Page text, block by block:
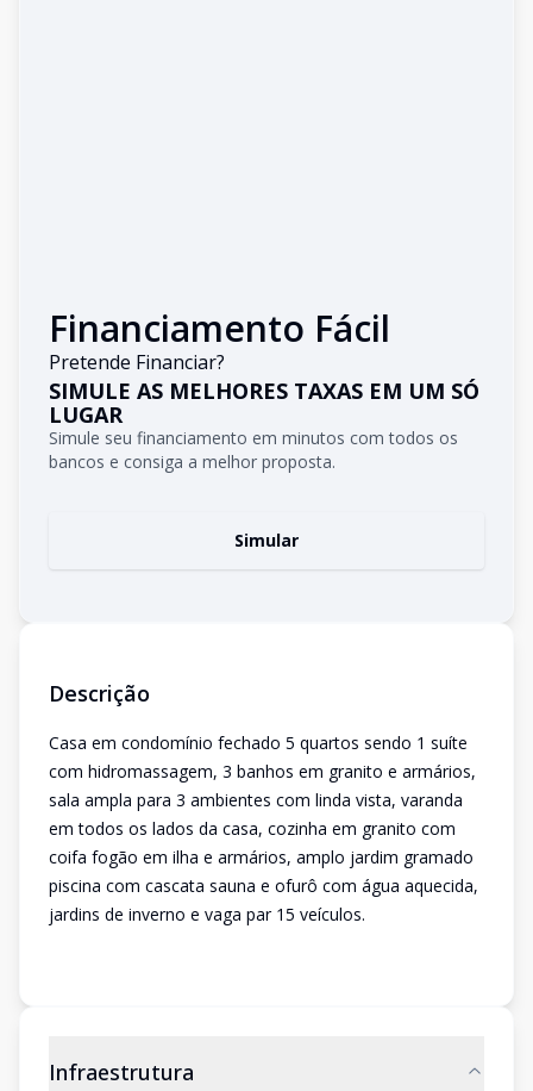
Financiamento Fácil
Pretende Financiar?
SIMULE AS MELHORES TAXAS EM UM SÓ
LUGAR
Simule seu financiamento em minutos com todos os
bancos e consiga a melhor proposta.
Simular
Descrição
Casa em condomínio fechado 5 quartos sendo 1 suíte
com hidromassagem, 3 banhos em granito e armários,
sala ampla para 3 ambientes com linda vista, varanda
em todos os lados da casa, cozinha em granito com
coifa fogão em ilha e armários, amplo jardim gramado
piscina com cascata sauna e ofurô com água aquecida,
jardins de inverno e vaga par 15 veículos.
Infraestrutura